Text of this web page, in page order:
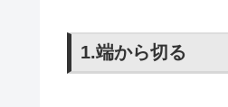
1.端から切る